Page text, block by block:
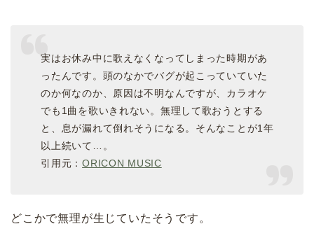
実はお休み中に歌えなくなってしまった時期があ
ったんです。頭のなかでバグが起こっていていた
のか何なのか、原因は不明なんですが、カラオケ
でも1曲を歌いきれない。無理して歌おうとする
と、息が漏れて倒れそうになる。そんなことが1年
以上続いて…。
引用元：ORICON MUSIC
どこかで無理が生じていたそうです。